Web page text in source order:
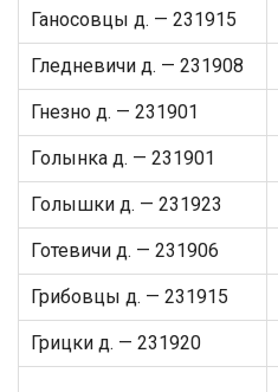
Ганосовцы д. — 231915
Гледневичи д. — 231908
Гнезно д. — 231901
Голынка д. — 231901
Голышки д. — 231923
Готевичи д. — 231906
Грибовцы д. — 231915
Грицки д. — 231920